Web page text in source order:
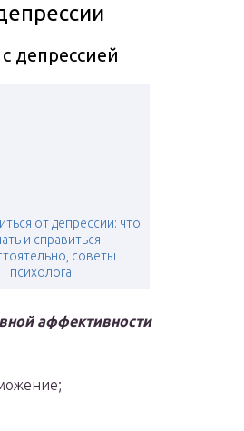
депрессией
от депрессии: что
и справиться
советы
психолога
аффективности